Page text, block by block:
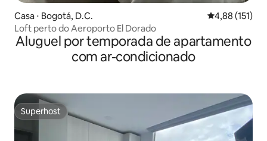
Casa ⋅ Bogotá, D.C. 4,88 de uma
4,88 (151)
Loft perto do Aeroporto El Dorado
Aluguel por temporada de apartamento
com ar-condicionado
Superhost
Superhost